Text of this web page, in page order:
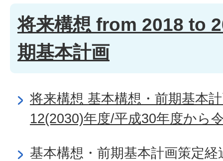
将来構想 from 2018 to
期基本計画
将来構想 基本構想・前期基本
12(2030)年度/平成30年度から
基本構想・前期基本計画策定経